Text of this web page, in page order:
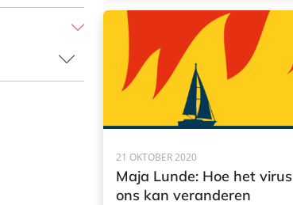
21 OKTOBER 2020
Maja Lunde: Hoe het virus
ons kan veranderen